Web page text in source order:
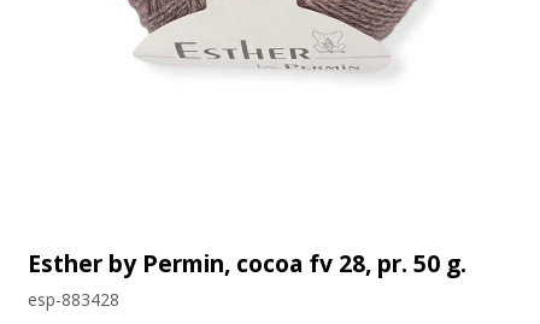
Esther by Permin, cocoa fv 28, pr. 50 g.
esp-883428